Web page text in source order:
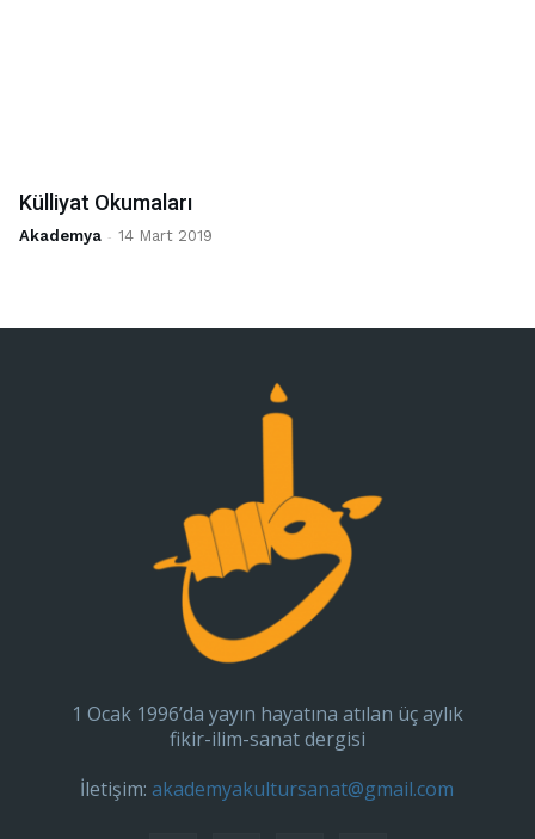
Külliyat Okumaları
Akademya - 14 Mart 2019
1 Ocak 1996’da yayın hayatına atılan üç aylık
fikir-ilim-sanat dergisi
İletişim:akademyakultursanat@gmail.com